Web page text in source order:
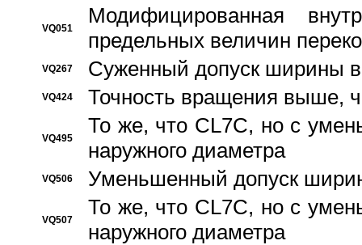
VQ051
Модифицированная
предельных величин
VQ267 Суженный допуск ширины
VQ424 Точность вращения выше,
VQ495
То же, что CL7C, но с
наружного диаметра
VQ506 Уменьшенный допуск
VQ507
То же, что CL7C, но с
наружного диаметра